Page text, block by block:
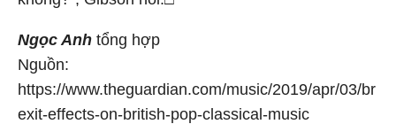
Ngọc Anh tổng hợp
Nguồn:
https://www.theguardian.com/music/2019/apr/03/br
exit-effects-on-british-pop-classical-music